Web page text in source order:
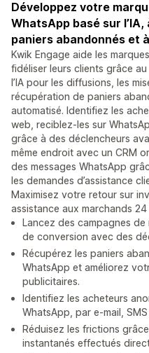
Développez votre
WhatsApp basé sur
paniers abandonnés et
Kwik Engage aide les
fidéliser leurs clients grâce
l’IA pour les diffusions, les
récupération de paniers
automatisé. Identifiez les
web, reciblez-les sur
grâce à des déclencheurs
même endroit avec un CRM
des messages WhatsApp
les demandes d’assistance
Maximisez votre retour sur
assistance aux marchands
Lancez des campagnes
de conversion avec des
Récupérez les paniers
WhatsApp et améliorez
publicitaires.
Identifiez les acheteurs
WhatsApp, par e-mail,
Réduisez les frictions
instantanés effectués